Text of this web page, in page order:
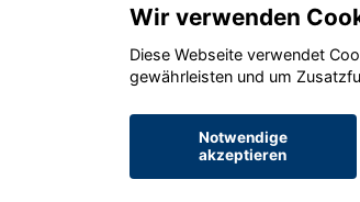
Hyundai i30
Captur
Wir verwenden
Diese Webseite verwendet
gewährleisten und um
Notwendige
akzeptieren